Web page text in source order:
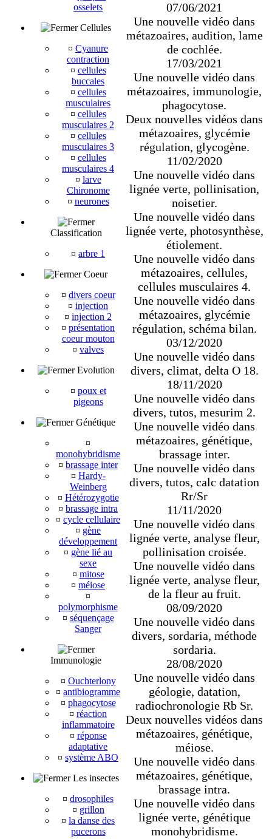
osselets
Cellules
¤ Cyanure
contraction
¤ cellules
buccales
¤ cellules
musculaires
¤ cellules
musculaires 2
¤ cellules
musculaires 3
¤ cellules
musculaires 4
¤ larve
Chironome
¤ neurones
Classification
¤ arbre 1
Coeur
¤ divers coeur
¤ injection
¤ injection 2
¤ présentation
coeur mouton
¤ valves
Evolution
¤ poux et
pigeons
Génétique
¤
monohybridisme
¤ brassage inter
¤ Hardy-
Weinberg
¤ Hétérozygotie
¤ brassage intra
¤ cycle cellulaire
¤ gène
développement
¤ gène lié au
sexe
¤ mitose
¤ méiose
¤
polymorphisme
¤ séquençage
Sanger
Immunologie
¤ Ouchterlony
¤ antibiogramme
¤ phagocytose
¤ réaction
inflammatoire
¤ réponse
adaptative
¤ système ABO
Les insectes
¤ drosophiles
¤ grillon
¤ la danse des
pucerons
07/06/2021
Une nouvelle vidéo dans
métazoaires, audition, lame
de cochlée.
17/03/2021
Une nouvelle vidéo dans
métazoaires, immunologie,
phagocytose.
Deux nouvelles vidéos dans
métazoaires, glycémie
régulation, glycogène.
11/02/2020
Une nouvelle vidéo dans
lignée verte, pollinisation,
noisetier.
Une nouvelle vidéo dans
lignée verte, photosynthèse,
étiolement.
Une nouvelle vidéo dans
métazoaires, cellules,
cellules musculaires 4.
Une nouvelle vidéo dans
métazoaires, glycémie
régulation, schéma bilan.
03/12/2020
Une nouvelle vidéo dans
divers, climat, delta O 18.
18/11/2020
Une nouvelle vidéo dans
divers, tutos, mesurim 2.
Une nouvelle vidéo dans
métazoaires, génétique,
brassage inter.
Une nouvelle vidéo dans
divers, tutos, calc datation
Rr/Sr
11/11/2020
Une nouvelle vidéo dans
lignée verte, analyse fleur,
pollinisation croisée.
Une nouvelle vidéo dans
lignée verte, analyse fleur,
de la fleur au fruit.
08/09/2020
Une nouvelle vidéo dans
divers, sordaria, méthode
sordaria.
28/08/2020
Une nouvelle vidéo dans
géologie, datation,
radiochronologie Rb Sr.
Deux nouvelles vidéos dans
métazoaires, génétique,
méiose.
Une nouvelle vidéo dans
métazoaires, génétique,
brassage intra.
Une nouvelle vidéo dans
lignée verte, génétique
monohybridisme.